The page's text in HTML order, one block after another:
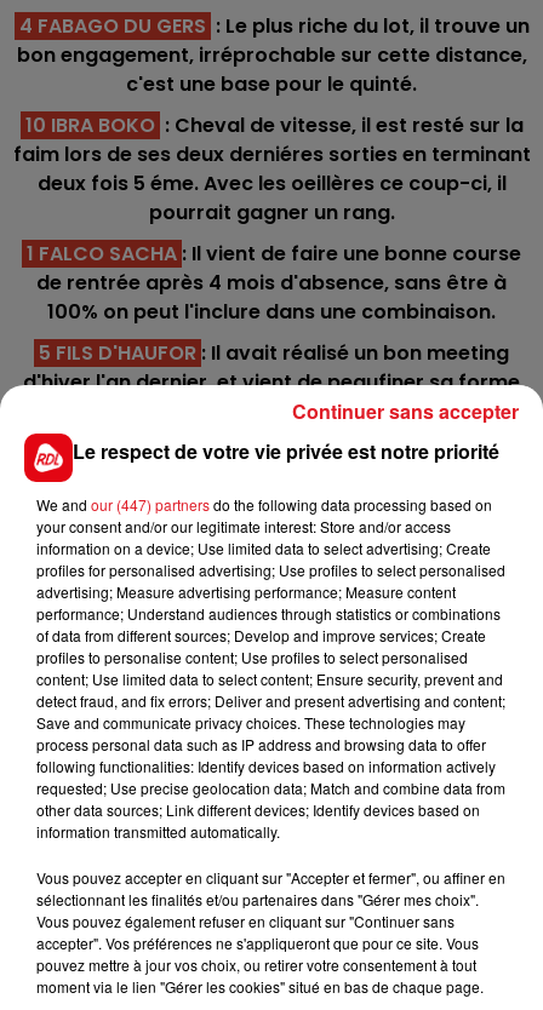
4 FABAGO DU GERS : Le plus riche du lot, il trouve un
bon engagement, irréprochable sur cette distance,
c'est une base pour le quinté.
10 IBRA BOKO : Cheval de vitesse, il est resté sur la
faim lors de ses deux derniéres sorties en terminant
deux fois 5 éme. Avec les oeillères ce coup-ci, il
pourrait gagner un rang.
1 FALCO SACHA : Il vient de faire une bonne course
de rentrée après 4 mois d'absence, sans être à
100% on peut l'inclure dans une combinaison.
5 FILS D'HAUFOR : Il avait réalisé un bon meeting
d'hiver l'an dernier, et vient de peaufiner sa forme
pour celui de cette année.
************
FILS D'ACTUS
15 juillet 2026
BÉTHUNE: ENQUÊTE POUR HOMICIDE
VOLONTAIRE EN COURS, APRÈS LA...
Selon les premiers éléments, le logement servait
Le respect de votre vie privée est notre priorité
We and our (447) partnersdo the following data processing based on
your consent and/or our legitimate interest: Store and/or access
information on a device; Use limited data to select advertising; Create
profiles for personalised advertising; Use profiles to select personalised
advertising; Measure advertising performance; Measure content
performance; Understand audiences through statistics or combinations
of data from different sources; Develop and improve services; Create
profiles to personalise content; Use profiles to select personalised
content; Use limited data to select content; Ensure security, prevent and
detect fraud, and fix errors; Deliver and present advertising and content;
Save and communicate privacy choices. These technologies may
process personal data such as IP address and browsing data to offer
following functionalities: Identify devices based on information actively
requested; Use precise geolocation data; Match and combine data from
other data sources; Link different devices; Identify devices based on
information transmitted automatically.
Vous pouvez accepter en cliquant sur "Accepter et fermer", ou affiner en
sélectionnant les finalités et/ou partenaires dans "Gérer mes choix".
Vous pouvez également refuser en cliquant sur "Continuer sans
accepter". Vos préférences ne s'appliqueront que pour ce site. Vous
pouvez mettre à jour vos choix, ou retirer votre consentement à tout
moment via le lien "Gérer les cookies" situé en bas de chaque page.
Continuer sans accepter